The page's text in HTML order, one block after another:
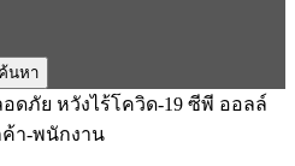
อดภัย หวังไร้โควิด-19 ซีพี ออลล์
า-พนักงาน